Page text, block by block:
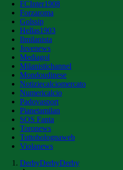
FCInter1908
Forzaroma
Golssip
Hellas1903
Ilmilanista
Juvenews
Mediagol
Milanistichannel
Mondoudinese
Notiziecalciomercato
Numericalcio
Padovasport
Pianetamilan
SOS Fanta
Toronews
Tuttobolognaweb
Violanews
DerbyDerbyDerby